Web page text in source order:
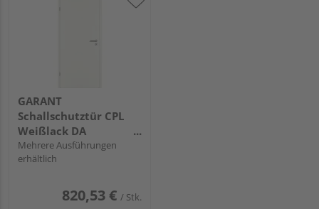
GARANT
Schallschutztür CPL
Weißlack DA
Spezial-/Kombinationseinlage
KK3 SSK3
Mehrere Ausführungen
erhältlich
820,53 € / Stk.